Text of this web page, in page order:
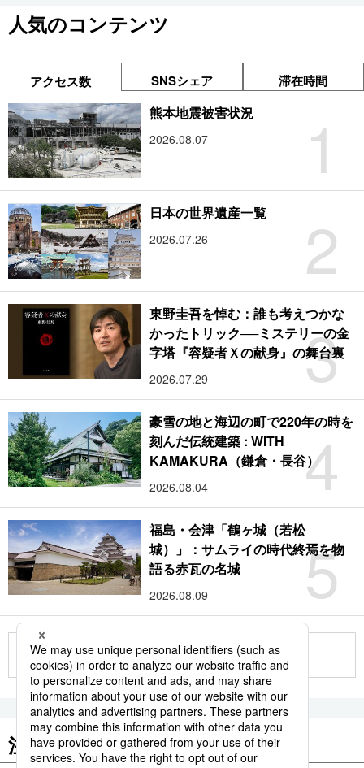
人気のコンテンツ
アクセス数 SNSシェア 滞在時間
1
熊本地震被害状況
2026.08.07
2
日本の世界遺産一覧
2026.07.26
3
東野圭吾を悼む：誰も考えつかな
かったトリック──ミステリーの金
字塔『容疑者Ｘの献身』の舞台裏
2026.07.29
4
豪雪の地と海辺の町で220年の時を
刻んだ伝統建築 : WITH
KAMAKURA（鎌倉・長谷）
2026.08.04
5
福島・会津「鶴ヶ城（若松
城）」：サムライの時代終焉を物
語る赤瓦の名城
2026.08.09
もっと見る
注目のキーワード